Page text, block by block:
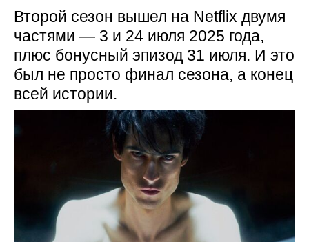
Второй сезон вышел на Netflix двумя
частями — 3 и 24 июля 2025 года,
плюс бонусный эпизод 31 июля. И это
был не просто финал сезона, а конец
всей истории.